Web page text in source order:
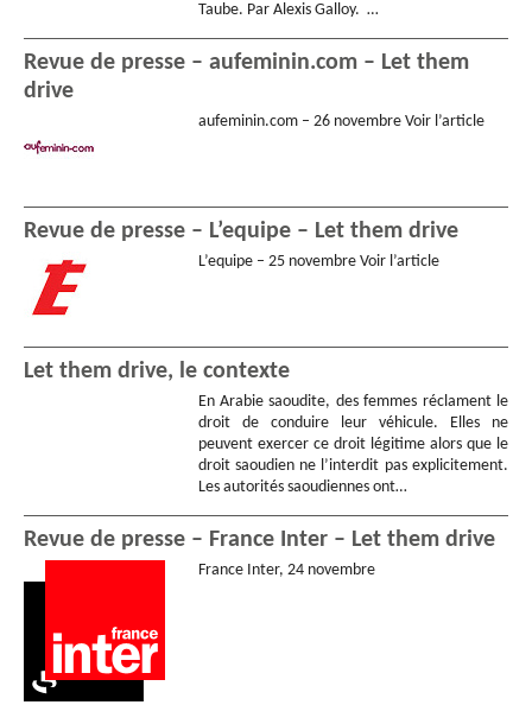
Taube. Par Alexis Galloy. …
Revue de presse – aufeminin.com – Let them
drive
aufeminin.com – 26 novembre Voir l’article
Revue de presse – L’equipe – Let them drive
L’equipe – 25 novembre Voir l’article
Let them drive, le contexte
En Arabie saoudite, des femmes réclament le
droit de conduire leur véhicule. Elles ne
peuvent exercer ce droit légitime alors que le
droit saoudien ne l’interdit pas explicitement.
Les autorités saoudiennes ont…
Revue de presse – France Inter – Let them drive
France Inter, 24 novembre